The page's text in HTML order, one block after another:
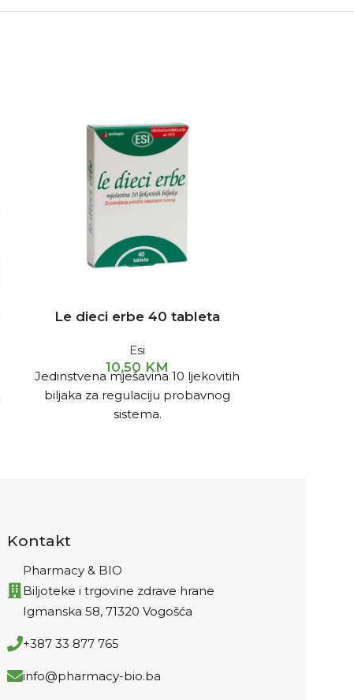
Le dieci erbe 40 tableta
Esi
10,50 KM
Jedinstvena mješavina 10 ljekovitih
biljaka za regulaciju probavnog
sistema.
Kontakt
Pharmacy & BIO
Biljoteke i trgovine zdrave hrane
Igmanska 58, 71320 Vogošća
+387 33 877 765
info@pharmacy-bio.ba